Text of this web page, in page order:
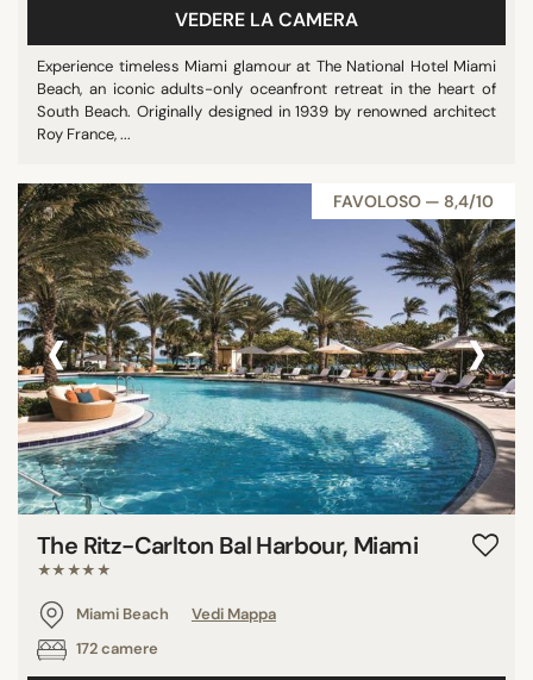
VEDERE LA CAMERA
Experience timeless Miami glamour at The National Hotel Miami
Beach, an iconic adults-only oceanfront retreat in the heart of
South Beach. Originally designed in 1939 by renowned architect
Roy France, ...
FAVOLOSO — 8,4/10
‹ ›
The Ritz-Carlton Bal Harbour, Miami
★★★★★
Miami Beach
Vedi Mappa
172 camere